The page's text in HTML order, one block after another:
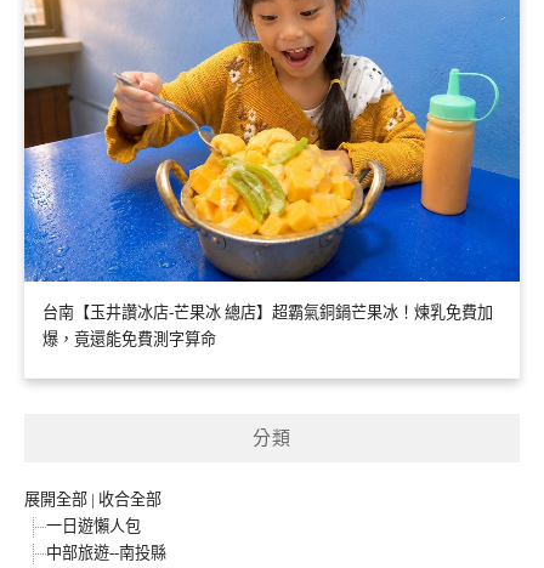
台南【玉井讚冰店-芒果冰 總店】超霸氣銅鍋芒果冰！煉乳免費加
爆，竟還能免費測字算命
分類
展開全部 | 收合全部
一日遊懶人包
中部旅遊--南投縣